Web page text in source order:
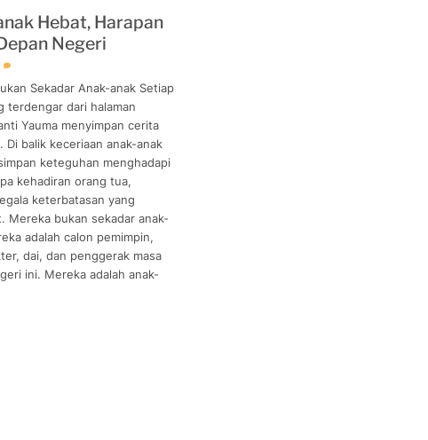
Hebat, Harapan
Negeri
Sekadar Anak-anak Setiap
terdengar dari halaman
Yauma menyimpan cerita
Di balik keceriaan anak-anak
keteguhan menghadapi
kehadiran orang tua,
keterbatasan yang
Mereka bukan sekadar anak-
adalah calon pemimpin,
dai, dan penggerak masa
ini. Mereka adalah anak-